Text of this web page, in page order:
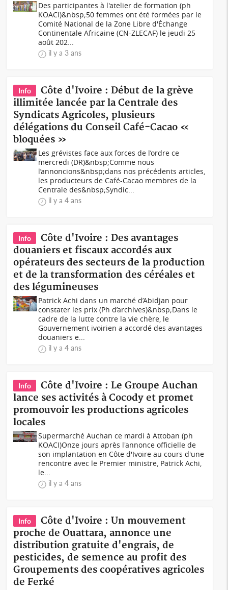
Des participantes à l'atelier de formation (ph
KOACI)&nbsp;50 femmes ont été formées par le
Comité National de la Zone Libre d'Échange
Continentale Africaine (CN-ZLECAF) le jeudi 25
août 202...
il y a 3 ans
Info
Côte d'Ivoire : Début de la grève
illimitée lancée par la Centrale des
Syndicats Agricoles, plusieurs
délégations du Conseil Café-Cacao «
bloquées »
Les grévistes face aux forces de l’ordre ce
mercredi (DR)&nbsp;Comme nous
l’annoncions&nbsp;dans nos précédents articles,
les producteurs de Café-Cacao membres de la
Centrale des&nbsp;Syndic...
il y a 4 ans
Info
Côte d'Ivoire : Des avantages
douaniers et fiscaux accordés aux
opérateurs des secteurs de la production
et de la transformation des céréales et
des légumineuses
Patrick Achi dans un marché d’Abidjan pour
constater les prix (Ph d’archives)&nbsp;Dans le
cadre de la lutte contre la vie chère, le
Gouvernement ivoirien a accordé des avantages
douaniers e...
il y a 4 ans
Info
Côte d'Ivoire : Le Groupe Auchan
lance ses activités à Cocody et promet
promouvoir les productions agricoles
locales
Supermarché Auchan ce mardi à Attoban (ph
KOACI)Onze jours après l'annonce officielle de
son implantation en Côte d'Ivoire au cours d'une
rencontre avec le Premier ministre, Patrick Achi,
le...
il y a 4 ans
Info
Côte d'Ivoire : Un mouvement
proche de Ouattara, annonce une
distribution gratuite d'engrais, de
pesticides, de semence au profit des
Groupements des coopératives agricoles
de Ferké